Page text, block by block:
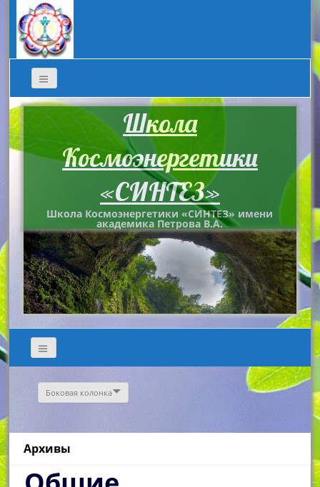
Школа
Космоэнергетики
«СИНТЕЗ»
Школа Космоэнергетики «СИНТЕЗ» имени
академика Петрова В.А.
Боковая колонка
Архивы